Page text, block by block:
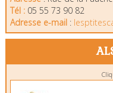
Tél : 05 55 73 90 82
Adresse e-mail :